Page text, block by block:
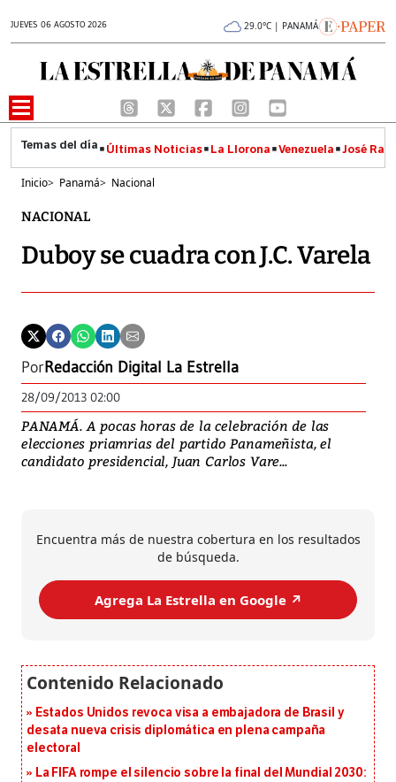
JUEVES 06 AGOSTO 2026 29.0°C | PANAMÁ
Últimas Noticias La Llorona Venezuela José
Inicio> Panamá> Nacional
NACIONAL
Duboy se cuadra con J.C. Varela
PorRedacción Digital La Estrella
28/09/2013 02:00
PANAMÁ. A pocas horas de la celebración de las
elecciones priamrias del partido Panameñista, el
candidato presidencial, Juan Carlos Vare...
Encuentra más de nuestra cobertura en los resultados
de búsqueda.
Agrega La Estrella en Google ↗️
Estados Unidos revoca visa a embajadora de Brasil y
desata nueva crisis diplomática en plena campaña
electoral
La FIFA rompe el silencio sobre la final del Mundial 2030: